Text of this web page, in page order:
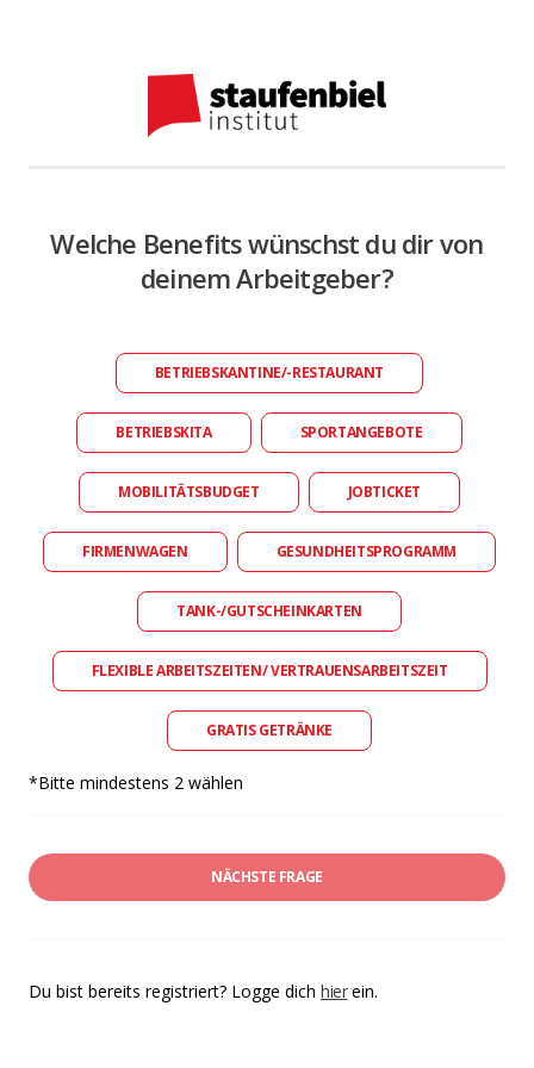
Welche Benefits wünschst du dir von
deinem Arbeitgeber?
BETRIEBSKANTINE/-RESTAURANT
BETRIEBSKITA SPORTANGEBOTE
MOBILITÄTSBUDGET JOBTICKET
FIRMENWAGEN GESUNDHEITSPROGRAMM
TANK-/GUTSCHEINKARTEN
FLEXIBLE ARBEITSZEITEN/ VERTRAUENSARBEITSZEIT
GRATIS GETRÄNKE
*Bitte mindestens 2 wählen
NÄCHSTE FRAGE
Du bist bereits registriert? Logge dich hierein.